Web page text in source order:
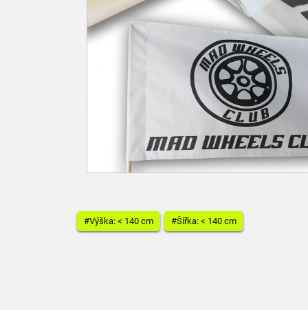
#Výška: < 140 cm #Šířka: < 140 cm